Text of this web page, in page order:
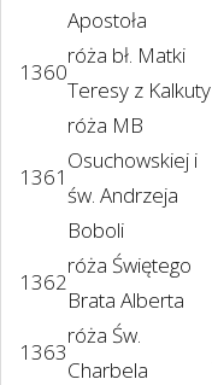
Apostoła
1360
róża bł. Matki
Teresy z Kalkuty
1361
róża MB
Osuchowskiej i
św. Andrzeja
Boboli
1362
róża Świętego
Brata Alberta
1363
róża Św.
Charbela